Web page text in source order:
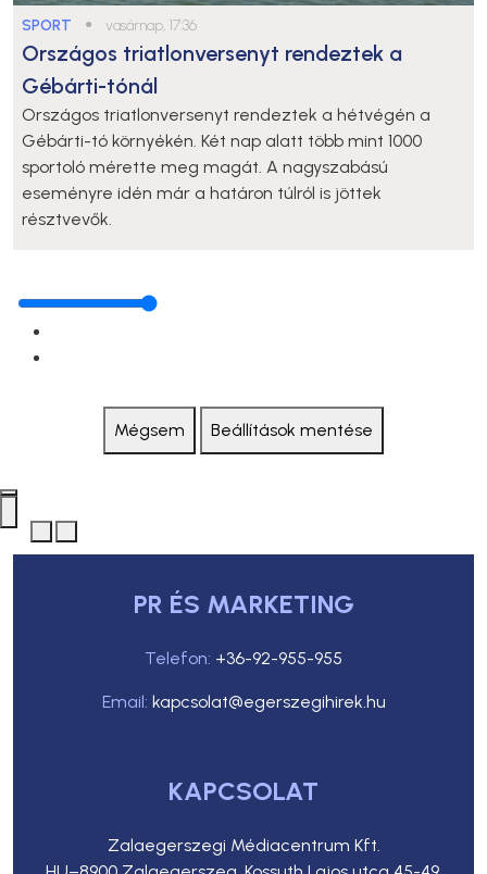
SPORT ● vasárnap, 17:36
Országos triatlonversenyt rendeztek a
Gébárti-tónál
Országos triatlonversenyt rendeztek a hétvégén a
Gébárti-tó környékén. Két nap alatt több mint 1000
sportoló mérette meg magát. A nagyszabású
eseményre idén már a határon túlról is jöttek
résztvevők.
Mégsem Beállítások mentése
PR ÉS MARKETING
Telefon: +36-92-955-955
Email: kapcsolat@egerszegihirek.hu
KAPCSOLAT
Zalaegerszegi Médiacentrum Kft.